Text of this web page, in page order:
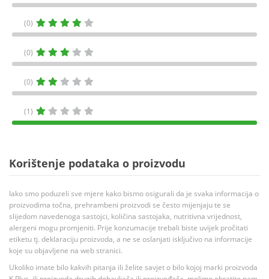
(0)
(0)
(0)
(1)
Korištenje podataka o proizvodu
Iako smo poduzeli sve mjere kako bismo osigurali da je svaka informacija o
proizvodima točna, prehrambeni proizvodi se često mijenjaju te se
slijedom navedenoga sastojci, količina sastojaka, nutritivna vrijednost,
alergeni mogu promjeniti. Prije konzumacije trebali biste uvijek pročitati
etiketu tj. deklaraciju proizvoda, a ne se oslanjati isključivo na informacije
koje su objavljene na web stranici.
Ukoliko imate bilo kakvih pitanja ili želite savjet o bilo kojoj marki proizvoda